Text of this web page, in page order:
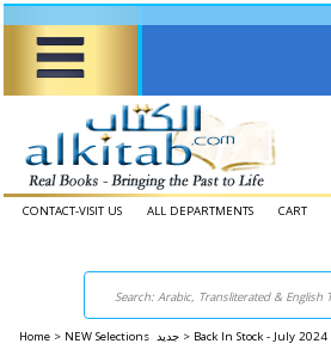
CONTACT-VISIT US ALL DEPARTMENTS CART
Home > NEW Selections جديد > Back In Stock - July